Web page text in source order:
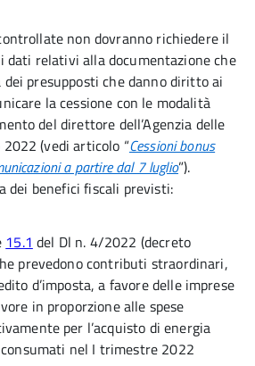
non dovranno richiedere il
dati relativi alla documentazione che
presupposti che danno diritto ai
la cessione con le modalità
del direttore dell’Agenzia delle
(vedi articolo “Cessioni bonus
a partire dal 7 luglio”).
dei benefici fiscali previsti:
15.1 del Dl n. 4/2022 (decreto
prevedono contributi straordinari,
d’imposta, a favore delle imprese
in proporzione alle spese
per l’acquisto di energia
nel I trimestre 2022